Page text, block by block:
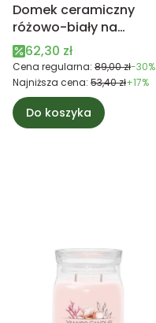
Domek ceramiczny
różowo-biały na
tealight
Cena promocyjna
62,30 zł
Cena regularna: 89,00 zł-30%
Najniższa cena: 53,40 zł+17%
Do koszyka